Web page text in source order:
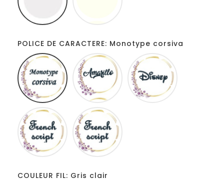
POLICE DE CARACTERE: Monotype corsiva
Monotype
corsiva
Amarillo
French
script
COULEUR FIL: Gris clair